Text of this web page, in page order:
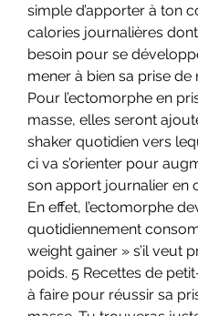
simple d’apporter à ton
calories journalières
besoin pour se
mener à bien sa prise de
Pour l’ectomorphe en
masse, elles seront
shaker quotidien vers
ci va s’orienter pour
son apport journalier en
En effet, l’ectomorphe
quotidiennement
weight gainer » s’il veut
poids. 5 Recettes de
à faire pour réussir sa